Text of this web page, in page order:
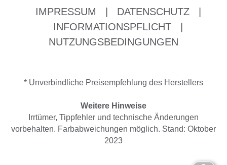
IMPRESSUM DATENSCHUTZ
INFORMATIONSPFLICHT
NUTZUNGSBEDINGUNGEN
* Unverbindliche Preisempfehlung des Herstellers
Weitere Hinweise
Irrtümer, Tippfehler und technische Änderungen
vorbehalten. Farbabweichungen möglich. Stand: Oktober
2023